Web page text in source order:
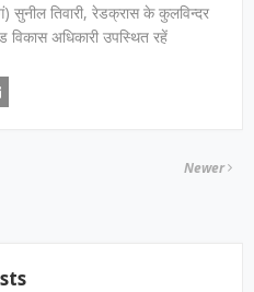
सुनील तिवारी, रेडक्रास के कुलविन्दर
विकास अधिकारी उपस्थित रहें
Newer